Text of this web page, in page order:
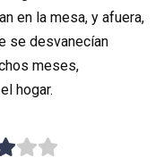
en la mesa, y afuera,
se desvanecían
meses,
hogar.